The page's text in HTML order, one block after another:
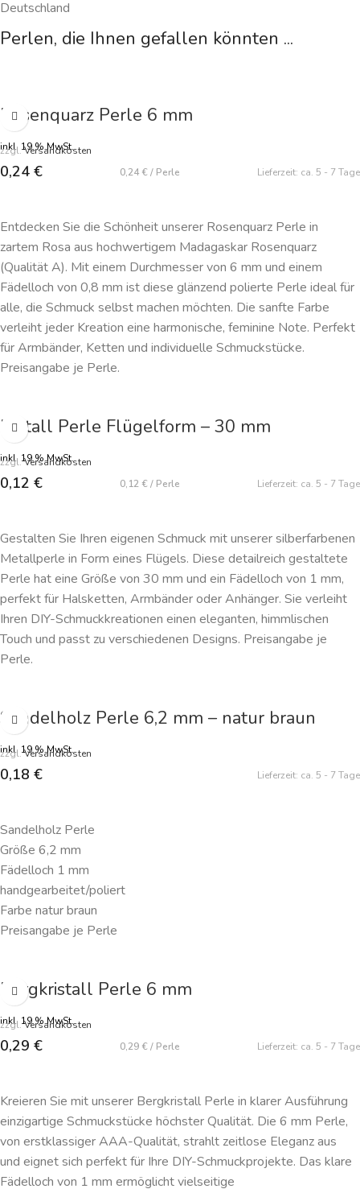
Deutschland
Perlen, die Ihnen gefallen könnten ...
Rosenquarz Perle 6 mm
inkl. 19 % MwSt.
zzgl.Versandkosten
0,24 € 0,24 € / Perle Lieferzeit: ca. 5 - 7 Tage
Entdecken Sie die Schönheit unserer Rosenquarz Perle in
zartem Rosa aus hochwertigem Madagaskar Rosenquarz
(Qualität A). Mit einem Durchmesser von 6 mm und einem
Fädelloch von 0,8 mm ist diese glänzend polierte Perle ideal für
alle, die Schmuck selbst machen möchten. Die sanfte Farbe
verleiht jeder Kreation eine harmonische, feminine Note. Perfekt
für Armbänder, Ketten und individuelle Schmuckstücke.
Preisangabe je Perle.
Metall Perle Flügelform – 30 mm
inkl. 19 % MwSt.
zzgl.Versandkosten
0,12 € 0,12 € / Perle Lieferzeit: ca. 5 - 7 Tage
Gestalten Sie Ihren eigenen Schmuck mit unserer silberfarbenen
Metallperle in Form eines Flügels. Diese detailreich gestaltete
Perle hat eine Größe von 30 mm und ein Fädelloch von 1 mm,
perfekt für Halsketten, Armbänder oder Anhänger. Sie verleiht
Ihren DIY-Schmuckkreationen einen eleganten, himmlischen
Touch und passt zu verschiedenen Designs. Preisangabe je
Perle.
Sandelholz Perle 6,2 mm – natur braun
inkl. 19 % MwSt.
zzgl.Versandkosten
0,18 € Lieferzeit: ca. 5 - 7 Tage
Sandelholz Perle
Größe 6,2 mm
Fädelloch 1 mm
handgearbeitet/poliert
Farbe natur braun
Preisangabe je Perle
Bergkristall Perle 6 mm
inkl. 19 % MwSt.
zzgl.Versandkosten
0,29 € 0,29 € / Perle Lieferzeit: ca. 5 - 7 Tage
Kreieren Sie mit unserer Bergkristall Perle in klarer Ausführung
einzigartige Schmuckstücke höchster Qualität. Die 6 mm Perle,
von erstklassiger AAA-Qualität, strahlt zeitlose Eleganz aus
und eignet sich perfekt für Ihre DIY-Schmuckprojekte. Das klare
Fädelloch von 1 mm ermöglicht vielseitige